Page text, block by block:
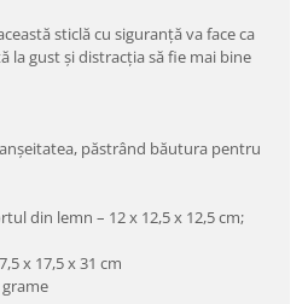
sticlă cu siguranță va face ca
la gust și distracția să fie mai bine
păstrând băutura pentru
din lemn – 12 x 12,5 x 12,5 cm;
x 17,5 x 31 cm